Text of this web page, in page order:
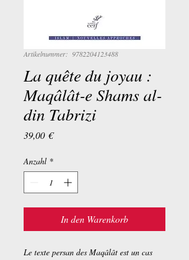
Artikelnummer: 9782204123488
La quête du joyau :
Maqâlât-e Shams al-
din Tabrizi
39,00 €Preis
Anzahl *
In den Warenkorb
Le texte persan des Maqâlât est un cas